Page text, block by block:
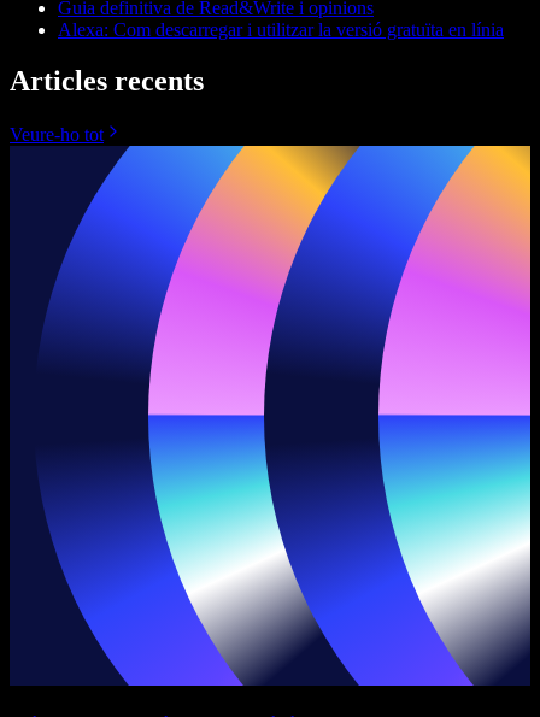
Guia definitiva de Read&Write i opinions
Alexa: Com descarregar i utilitzar la versió gratuïta en línia
Articles recents
Veure-ho tot